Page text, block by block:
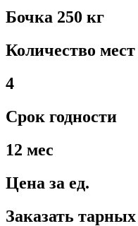
Бочка 250 кг
Количество
4
Срок годности
12 мес
Цена за ед.
Заказать